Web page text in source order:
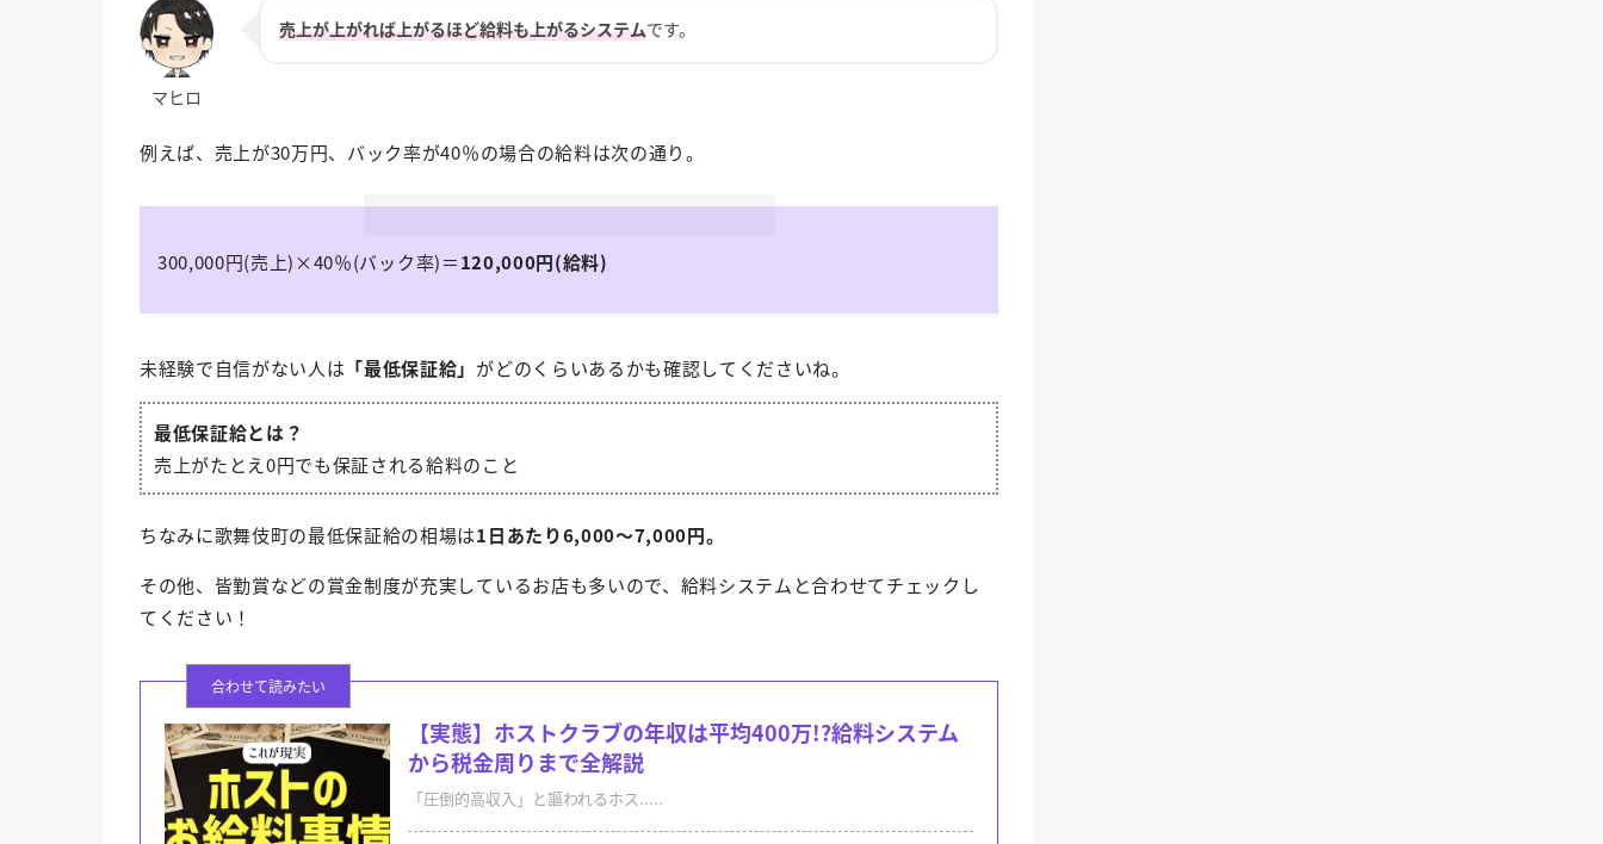
売上が上がれば上がるほど給料も上がるシステムです。
例えば、売上が30万円、バック率が40％の場合の給料は次の通り。
300,000円(売上)×40％(バック率)＝120,000円(給料)
未経験で自信がない人は 「最低保証給」 がどのくらいあるかも確認してくださいね。
最低保証給とは？
売上がたとえ0円でも保証される給料のこと
ちなみに歌舞伎町の最低保証給の相場は1日あたり6,000～7,000円。
その他、皆勤賞などの賞金制度が充実しているお店も多いので、給料システムと合わせてチェックし
てください！
【実態】ホストクラブの年収は平均400万!?給料システム
から税金周りまで全解説
「圧倒的高収入」と謳われるホス.....